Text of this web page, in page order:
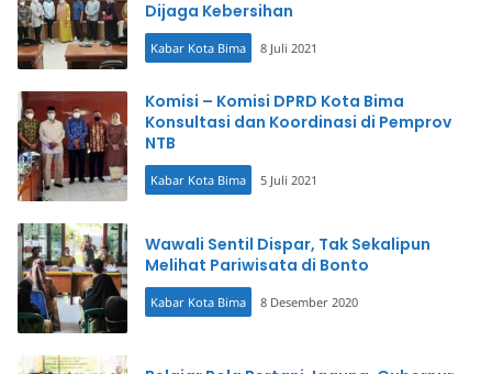
Dijaga Kebersihan
Kabar Kota Bima 8 Juli 2021
Komisi – Komisi DPRD Kota Bima
Konsultasi dan Koordinasi di Pemprov
NTB
Kabar Kota Bima 5 Juli 2021
Wawali Sentil Dispar, Tak Sekalipun
Melihat Pariwisata di Bonto
Kabar Kota Bima 8 Desember 2020